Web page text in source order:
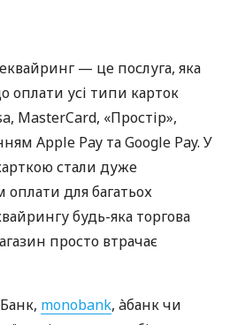
— це послуга, яка
оплати усі типи карток
MasterCard, «Простір»,
Apple Pay та Google Pay. У
стали дуже
для багатьох
будь-яка торгова
просто втрачає
monobank, àбанк чи